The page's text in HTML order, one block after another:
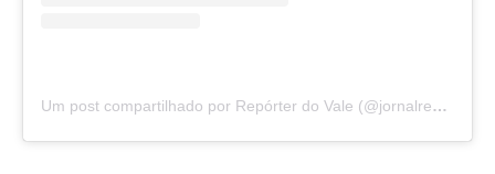
Um post compartilhado por Repórter do Vale (@jornalreporterdovale)